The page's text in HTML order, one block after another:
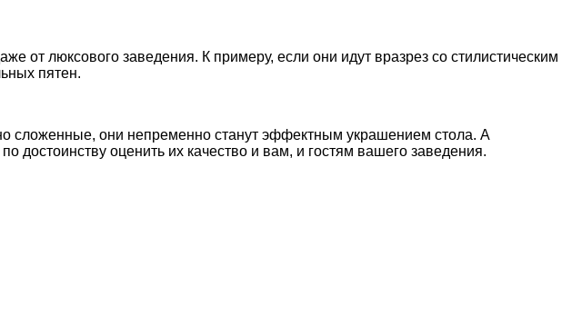
от люксового заведения. К примеру, если они идут вразрез со стилистическим
пятен.
сложенные, они непременно станут эффектным украшением стола. А
достоинству оценить их качество и вам, и гостям вашего заведения.